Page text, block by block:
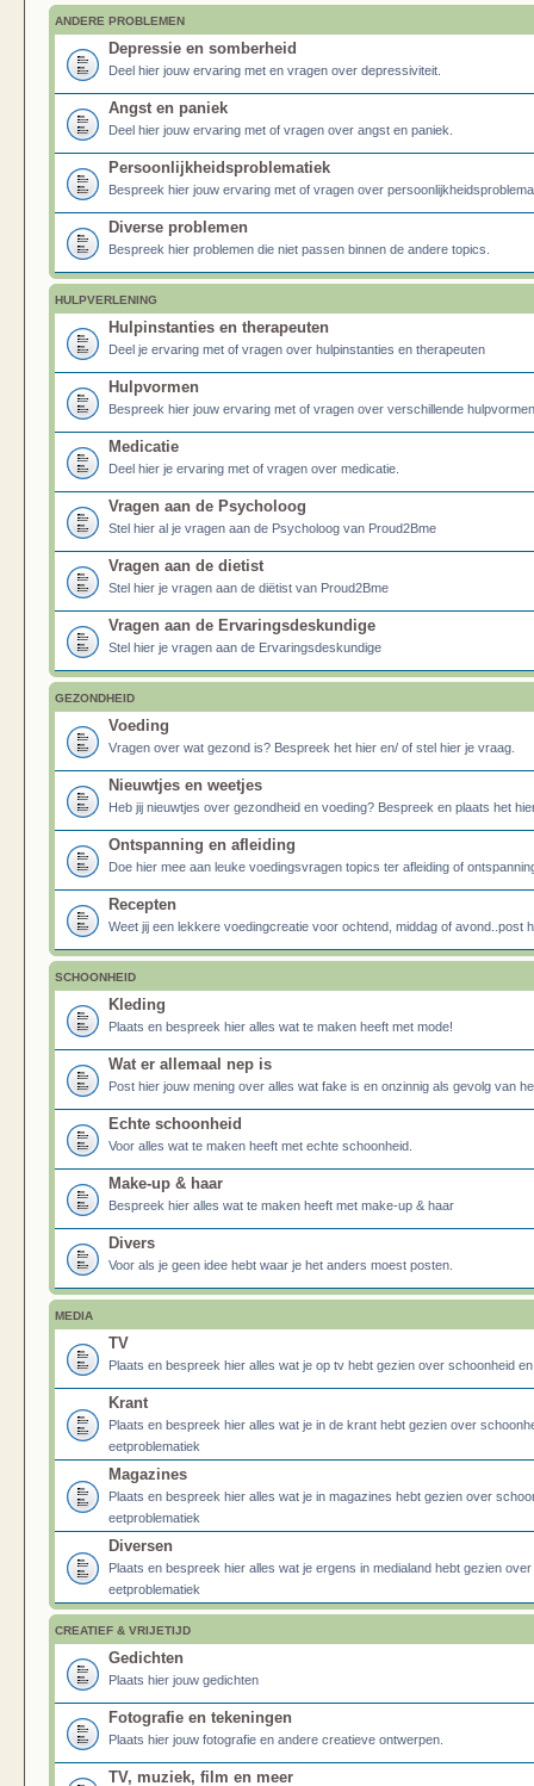
ANDERE PROBLEMEN
Depressie en somberheid
Deel hier jouw ervaring met en vragen over depressiviteit.
Angst en paniek
Deel hier jouw ervaring met of vragen over angst en paniek.
Persoonlijkheidsproblematiek
Bespreek hier jouw ervaring met of vragen over
Diverse problemen
Bespreek hier problemen die niet passen binnen de andere topics.
HULPVERLENING
Hulpinstanties en therapeuten
Deel je ervaring met of vragen over hulpinstanties en therapeuten
Hulpvormen
Bespreek hier jouw ervaring met of vragen over verschillende
Medicatie
Deel hier je ervaring met of vragen over medicatie.
Vragen aan de Psycholoog
Stel hier al je vragen aan de Psycholoog van Proud2Bme
Vragen aan de dietist
Stel hier je vragen aan de diëtist van Proud2Bme
Vragen aan de Ervaringsdeskundige
Stel hier je vragen aan de Ervaringsdeskundige
GEZONDHEID
Voeding
Vragen over wat gezond is? Bespreek het hier en/ of stel hier je vraag.
Nieuwtjes en weetjes
Heb jij nieuwtjes over gezondheid en voeding? Bespreek en plaats het
Ontspanning en afleiding
Doe hier mee aan leuke voedingsvragen topics ter afleiding of
Recepten
Weet jij een lekkere voedingcreatie voor ochtend, middag of avond..post
SCHOONHEID
Kleding
Plaats en bespreek hier alles wat te maken heeft met mode!
Wat er allemaal nep is
Post hier jouw mening over alles wat fake is en onzinnig als gevolg van
Echte schoonheid
Voor alles wat te maken heeft met echte schoonheid.
Make-up & haar
Bespreek hier alles wat te maken heeft met make-up & haar
Divers
Voor als je geen idee hebt waar je het anders moest posten.
MEDIA
TV
Plaats en bespreek hier alles wat je op tv hebt gezien over schoonheid
Krant
Plaats en bespreek hier alles wat je in de krant hebt gezien over
eetproblematiek
Magazines
Plaats en bespreek hier alles wat je in magazines hebt gezien over
eetproblematiek
Diversen
Plaats en bespreek hier alles wat je ergens in medialand hebt gezien
eetproblematiek
CREATIEF & VRIJETIJD
Gedichten
Plaats hier jouw gedichten
Fotografie en tekeningen
Plaats hier jouw fotografie en andere creatieve ontwerpen.
TV, muziek, film en meer